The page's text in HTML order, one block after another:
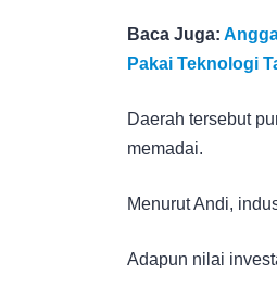
Baca Juga:
Pakai Teknologi
Daerah tersebut
memadai.
Menurut Andi,
Adapun nilai